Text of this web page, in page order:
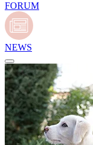
FORUM
NEWS